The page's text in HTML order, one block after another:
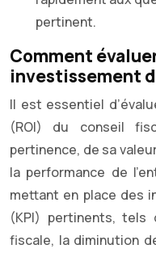
pertinent.
Comment
investissement
Il est essentiel
(ROI) du conseil
pertinence, de sa
la performance de
mettant en place des
(KPI) pertinents,
fiscale, la diminution